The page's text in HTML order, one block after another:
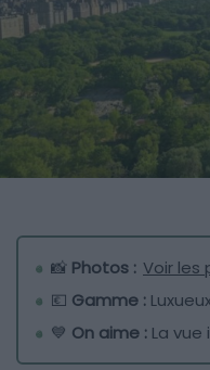
📸 Photos : Voir les
💶 Gamme :
💙 On aime : La